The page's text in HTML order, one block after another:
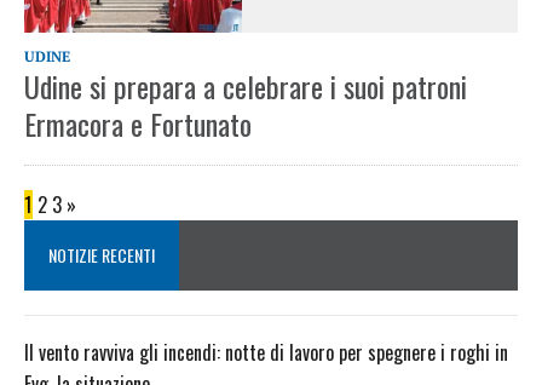
UDINE
Udine si prepara a celebrare i suoi patroni
Ermacora e Fortunato
1 2 3 »
NOTIZIE RECENTI
Il vento ravviva gli incendi: notte di lavoro per spegnere i roghi in